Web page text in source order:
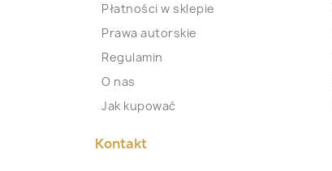
Płatności w sklepie
Prawa autorskie
Regulamin
O nas
Jak kupować
Kontakt